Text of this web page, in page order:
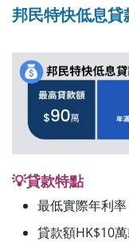
邦民特快低息
💡貸款特點
最低實際年利率
貸款額HK$10